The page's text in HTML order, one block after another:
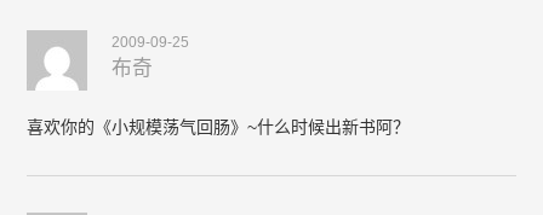
2009-09-25
布奇
喜欢你的《小规模荡气回肠》~什么时候出新书阿？